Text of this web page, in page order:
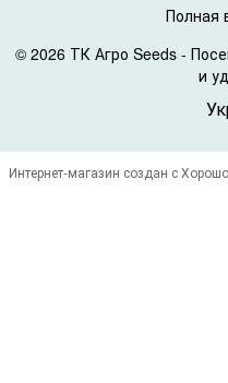
Полная
© 2026 ТК Агро Seeds -
и
Интернет-магазин создан с